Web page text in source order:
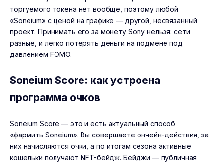
торгуемого токена нет вообще, поэтому любой
«Soneium» с ценой на графике — другой, несвязанный
проект. Принимать его за монету Sony нельзя: сети
разные, и легко потерять деньги на подмене под
давлением FOMO.
Soneium Score: как устроена
программа очков
Soneium Score — это и есть актуальный способ
«фармить Soneium». Вы совершаете ончейн-действия, за
них начисляются очки, а по итогам сезона активные
кошельки получают NFT-бейдж. Бейджи — публичная